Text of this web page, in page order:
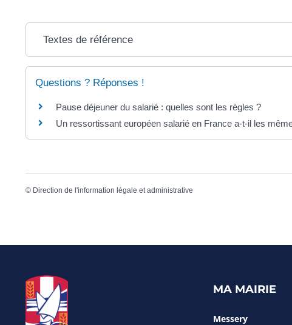
Textes de référence
Questions ? Réponses !
Pause déjeuner du salarié : quelles sont les règles ?
Un ressortissant européen salarié en France a-t-il les
© Direction de l'information légale et administrative
MA MAIRIE
Messery